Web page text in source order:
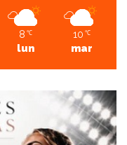
8 ℃
lun
10 ℃
mar